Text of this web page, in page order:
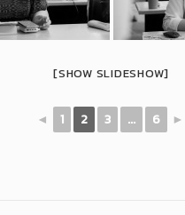
[SHOW SLIDESHOW]
◄ 1 2 3 ... 6 ►